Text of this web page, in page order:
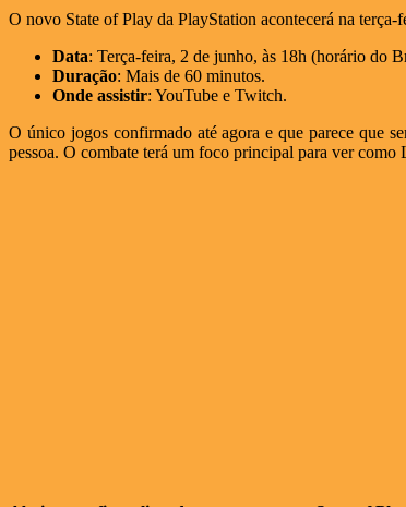
O novo State of Play da PlayStation acontecerá na
Data: Terça-feira, 2 de junho, às 18h (horário do
Duração: Mais de 60 minutos.
Onde assistir: YouTube e Twitch.
O único jogos confirmado até agora e que parece que
pessoa. O combate terá um foco principal para ver como